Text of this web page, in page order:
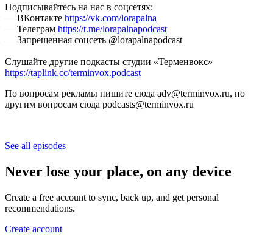
Подписывайтесь на нас в соцсетях:
— ВКонтакте https://vk.com/lorapalna
— Телеграм https://t.me/lorapalnapodcast
— Запрещенная соцсеть @lorapalnapodcast
Слушайте другие подкасты студии «Терменвокс»
https://taplink.cc/terminvox.podcast
По вопросам рекламы пишите сюда adv@terminvox.ru, по
другим вопросам сюда podcasts@terminvox.ru
See all episodes
Never lose your place, on any device
Create a free account to sync, back up, and get personal
recommendations.
Create account